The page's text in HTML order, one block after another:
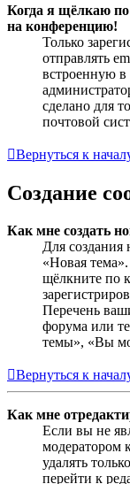
Когда я щёлкаю
на конференцию!
Только
отправлять
встроенную в
сделано для
почтовой
Вернуться к
Создание
Как мне создать
Для
«Новая
щёлкните по
Перечень
форума или
темы», «Вы
Вернуться к
Как мне
Если вы не
модератором
удалять
перейти к